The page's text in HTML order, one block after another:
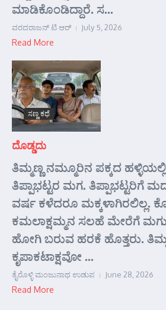
ಮಾಡಿಕೊಂಡಿದ್ದಾರೆ. ಸ...
ವರದರಾಜನ್ ಟಿ ಆರ್ July 5, 2026
Read More
ಸಣ್ಣ ಕಥೆ
ದೊಡ್ಡದು
ತಿಮ್ಮಣ್ಣ ನಮ್ಮೂರಿನ ಪಕ್ಕದ
ತಿಪ್ಪಾಭಟ್ಟರ ಮಗ. ತಿಪ್ಪಾಭಟ್ಟರಿಗೆ
ವರ್ಷ ಕಳೆದರೂ ಮಕ್ಕಳಾಗಿರಲಿಲ್ಲ.
ಕಮಲಾಕ್ಷಮ್ಮನ ಸಲಹೆ ಮೇರೆಗೆ
ಹೋಗಿ ಬರುವ ಹರಕೆ ಹೊತ್ತರು.
ಕೃಪಾಕಟಾಕ್ಷವೋ ...
ತೈರೊಳ್ಳಿ ಮಂಜುನಾಥ ಉಡುಪ June 28, 2026
Read More